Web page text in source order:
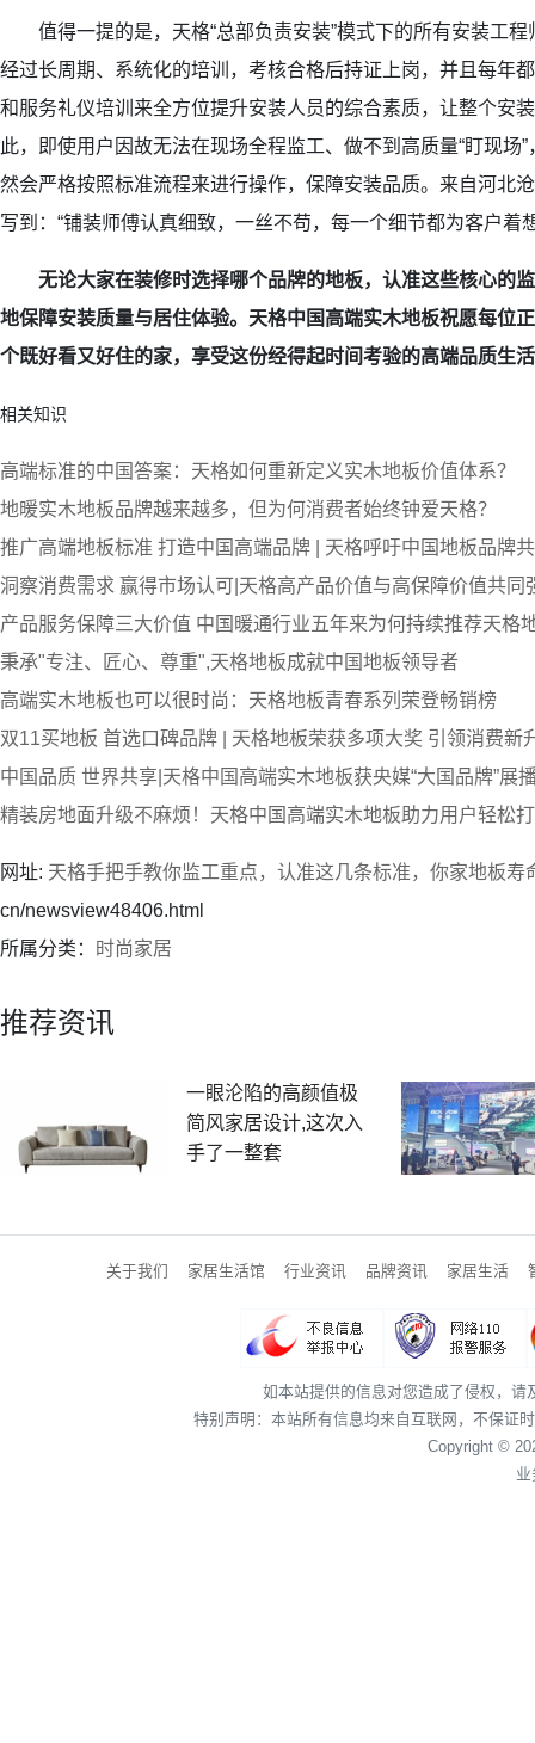
值得一提的是，天格“总部负责安装”模式下的所有安装工程
经过长周期、系统化的培训，考核合格后持证上岗，并且每年
和服务礼仪培训来全方位提升安装人员的综合素质，让整个安
此，即使用户因故无法在现场全程监工、做不到高质量“盯现场
然会严格按照标准流程来进行操作，保障安装品质。来自河北
写到：“铺装师傅认真细致，一丝不苟，每一个细节都为客户着
无论大家在装修时选择哪个品牌的地板，认准这些核心的
地保障安装质量与居住体验。天格中国高端实木地板祝愿每位
个既好看又好住的家，享受这份经得起时间考验的高端品质生
相关知识
高端标准的中国答案：天格如何重新定义实木地板价值体系？
地暖实木地板品牌越来越多，但为何消费者始终钟爱天格？
推广高端地板标准 打造中国高端品牌 | 天格呼吁中国地板品牌
洞察消费需求 赢得市场认可|天格高产品价值与高保障价值共同
产品服务保障三大价值 中国暖通行业五年来为何持续推荐天格
秉承"专注、匠心、尊重",天格地板成就中国地板领导者
高端实木地板也可以很时尚：天格地板青春系列荣登畅销榜
双11买地板 首选口碑品牌 | 天格地板荣获多项大奖 引领消费新
中国品质 世界共享|天格中国高端实木地板获央媒“大国品牌”展
精装房地面升级不麻烦！天格中国高端实木地板助力用户轻松
网址: 天格手把手教你监工重点，认准这几条标准，你家地板寿
cn/newsview48406.html
所属分类：
时尚家居
推荐资讯
一眼沦陷的高颜值极
简风家居设计,这次入
手了一整套
关于我们 家居生活馆 行业资讯 品牌资讯 家居生活
如本站提供的信息对您造成了侵权，
特别声明：本站所有信息均来自互联网，不保证
Copyright ©